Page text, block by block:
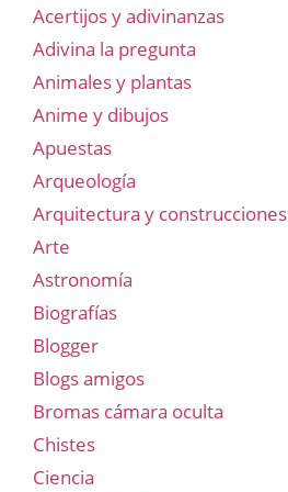
Acertijos y adivinanzas
Adivina la pregunta
Animales y plantas
Anime y dibujos
Apuestas
Arqueología
Arquitectura y construcciones
Arte
Astronomía
Biografías
Blogger
Blogs amigos
Bromas cámara oculta
Chistes
Ciencia